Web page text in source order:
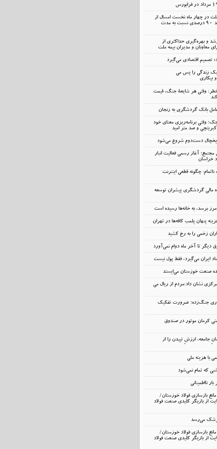
در چهار ماه نخست امسال از
14.5 همت گذشت؛ رشد 90 درصدی نسبت به مدت
و بهره‌گیری حداکثری از
معاونان و مدیران بیمه ملت
تصمیم اقتصادی می‌گیرد
زندگی را پس می
بیکاری
وقتی هر شایعهٔ جنگ، قیمت
وقتی برنامه‌ریزی معنای خود
و صد متر امید
یخچال دست‌دوم شروع می‌شود
آغاز رسمی فعالیت انبار
خراسان
چگونه قطعی اینترنت
مالی گردشگری پیشران توسعه
برسد، به خانه‌ها رسیده است
پنهان پلمب کافه‌ها در تهران
زخمی را به رخ کشید
دیگر تا آخر ماه دوام نمی‌آورد
ایران می‌گیرد، فقط پول نیست
صنعت خوزستان می‌ایستد
نشان داد:مردم از ریال می
جنگ‌زده؛ ضرورت تفکیک
کرمان موتور در صندوق
جامعه، ارزشِ تپیدن را از
با هزینه ملی
که تمام نمی‌شود
نااطمینانی
بازسازی فولاد خوزستان/
از بازیگر کلیدی صنعت فولاد
می‌رسد
بازسازی فولاد خوزستان/
از بازیگر کلیدی صنعت فولاد